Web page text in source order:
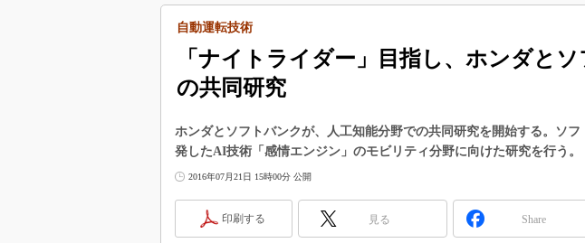
IIFES
TECHNO-FRONTIER
EdgeTech+
フィール
組み込み
組み込みモ
ISO26262
「ナイトライダー」目指し、ホンダと
の共同研究
自動運転技術
ホンダとソフトバンクが、人工知能分野での共同研究を開始する。ソフ
発したAI技術「感情エンジン」のモビリティ分野に向けた研究を行う。
2016年07月21日 15時00分 公開
印刷する 見る Share